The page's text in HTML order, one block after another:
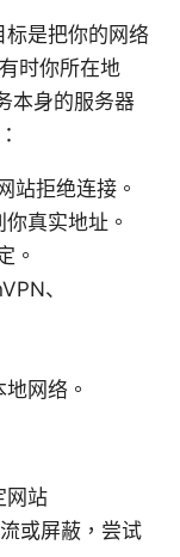
是把你的网络
时你所在地
本身的服务器
站拒绝连接。
真实地址。
。
、
网络。
网站
或屏蔽，尝试